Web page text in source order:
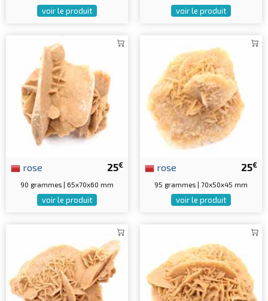
voir le produit voir le produit
25€
rose
90 grammes | 65x70x60 mm
voir le produit
25€
rose
95 grammes | 70x50x45 mm
voir le produit